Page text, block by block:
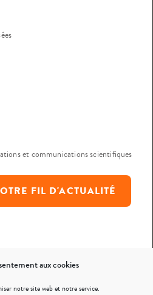
aux cookies
notre site web et notre service.
et communications scientifiques
FIL D'ACTUALITÉ